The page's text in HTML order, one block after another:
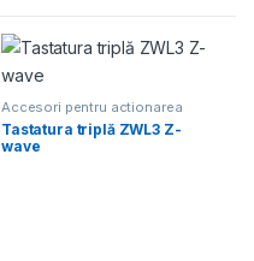
Accesori pentru actionarea
Tastatura triplă ZWL3 Z-
wave